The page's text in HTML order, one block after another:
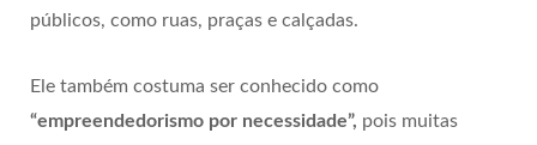
públicos, como ruas, praças e calçadas.
Ele também costuma ser conhecido como
“empreendedorismo por necessidade”, pois muitas